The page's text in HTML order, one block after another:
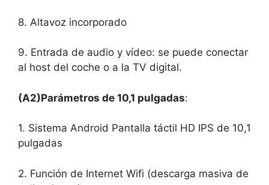
8. Altavoz incorporado
9. Entrada de audio y vídeo: se puede conectar
al host del coche o a la TV digital.
(A2)Parámetros de 10,1 pulgadas:
1. Sistema Android Pantalla táctil HD IPS de 10,1
pulgadas
2. Función de Internet Wifi (descarga masiva de